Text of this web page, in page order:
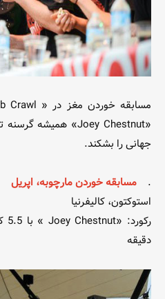
جهانی را بشکند.
. مسابقه خوردن مارچوبه، اپریل
استوکتون، کالیفرنیا
دقیقه